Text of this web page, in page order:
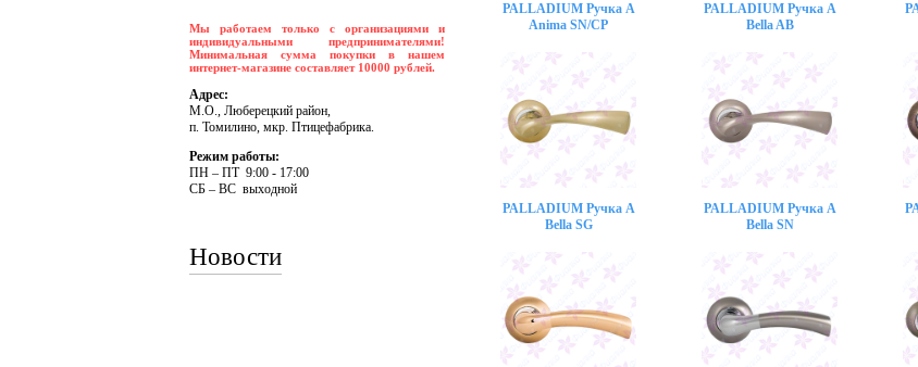
Мы работаем только с организациями и
индивидуальными предпринимателями!
Минимальная сумма покупки в нашем
интернет-магазине составляет 10000 рублей.
Адрес:
М.О., Люберецкий район,
п. Томилино, мкр. Птицефабрика.
Режим работы:
ПH – ПT 9:00 - 17:00
CБ – BC выходной
Новости
PALLADIUM Ручка A
Anima SN/CP
PALLADIUM Ручка A
Bella AB
PALLADIUM Ручка A
Bella SG
PALLADIUM Ручка A
Bella SN